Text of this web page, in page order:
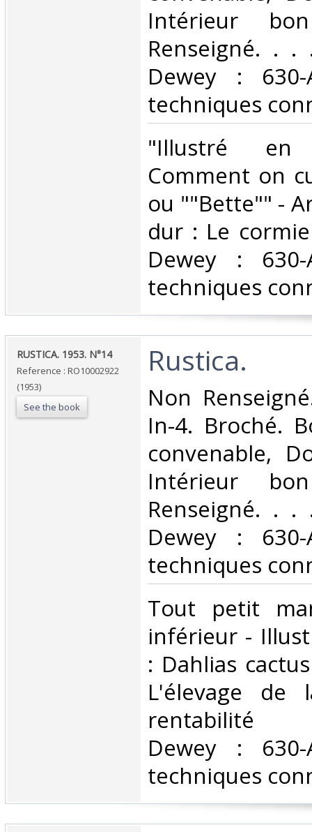
Intérieur
Renseigné. . .
Dewey :
techniques
‎"Illustré
Comment on
ou ""Bette"" -
dur : Le
Dewey :
techniques
‎RUSTICA. 1953. N°14‎
Reference : RO10002922
(1953)
See the book
‎Rustica.‎
‎Non
In-4. Broché.
convenable,
Intérieur
Renseigné. . .
Dewey :
techniques
‎Tout petit
inférieur -
: Dahlias
L'élevage
rentabilité
Dewey :
techniques